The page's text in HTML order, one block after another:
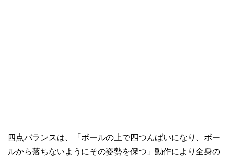
四点バランスは、「ボールの上で四つんばいになり、ボー
ルから落ちないようにその姿勢を保つ」動作により全身の